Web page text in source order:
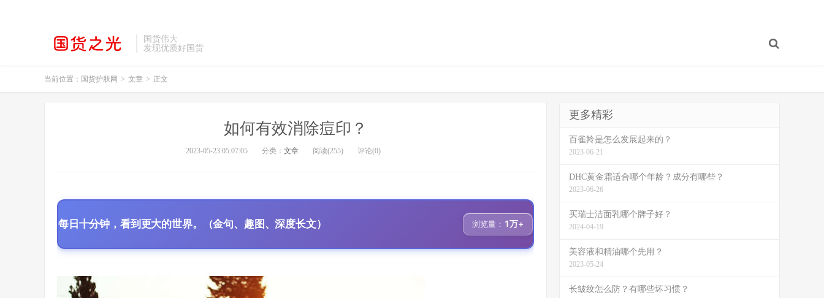
国货伟大
发现优质好国货
当前位置： 国货护肤网 > 文章 > 正文
如何有效消除痘印？
2023-05-23 05:07:05 分类： 文章 阅读(255) 评论(0)
每日十分钟，看到更大的世界。（金句、趣图、深度长文） 浏览量： 1万+
更多精彩
百雀羚是怎么发展起来的？
2023-06-21
DHC黄金霜适合哪个年龄？成分有哪些？
2023-06-26
买瑞士洁面乳哪个牌子好？
2024-04-19
美容液和精油哪个先用？
2023-05-24
长皱纹怎么防？有哪些坏习惯？